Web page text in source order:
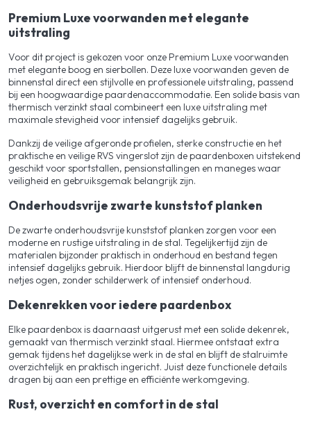
Premium Luxe voorwanden met elegante
uitstraling
Voor dit project is gekozen voor onze Premium Luxe voorwanden
met elegante boog en sierbollen. Deze luxe voorwanden geven de
binnenstal direct een stijlvolle en professionele uitstraling, passend
bij een hoogwaardige paardenaccommodatie. Een solide basis van
thermisch verzinkt staal combineert een luxe uitstraling met
maximale stevigheid voor intensief dagelijks gebruik.
Dankzij de veilige afgeronde profielen, sterke constructie en het
praktische en veilige RVS vingerslot zijn de paardenboxen uitstekend
geschikt voor sportstallen, pensionstallingen en maneges waar
veiligheid en gebruiksgemak belangrijk zijn.
Onderhoudsvrije zwarte kunststof planken
De zwarte onderhoudsvrije kunststof planken zorgen voor een
moderne en rustige uitstraling in de stal. Tegelijkertijd zijn de
materialen bijzonder praktisch in onderhoud en bestand tegen
intensief dagelijks gebruik. Hierdoor blijft de binnenstal langdurig
netjes ogen, zonder schilderwerk of intensief onderhoud.
Dekenrekken voor iedere paardenbox
Elke paardenbox is daarnaast uitgerust met een solide dekenrek,
gemaakt van thermisch verzinkt staal. Hiermee ontstaat extra
gemak tijdens het dagelijkse werk in de stal en blijft de stalruimte
overzichtelijk en praktisch ingericht. Juist deze functionele details
dragen bij aan een prettige en efficiënte werkomgeving.
Rust, overzicht en comfort in de stal